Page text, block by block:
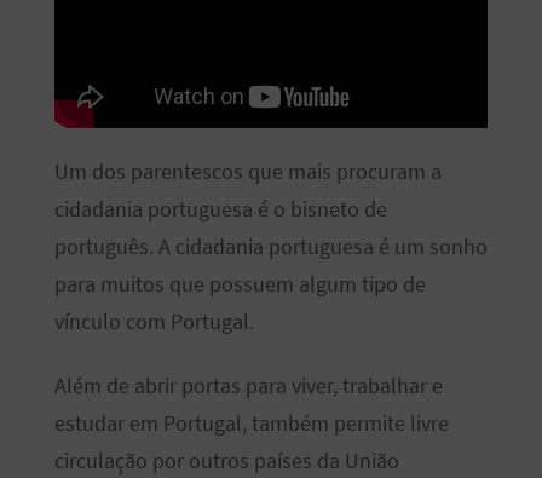
Um dos parentescos que mais procuram a
cidadania portuguesa é o bisneto de
português. A cidadania portuguesa é um sonho
para muitos que possuem algum tipo de
vínculo com Portugal.
Além de abrir portas para viver, trabalhar e
estudar em Portugal, também permite livre
circulação por outros países da União